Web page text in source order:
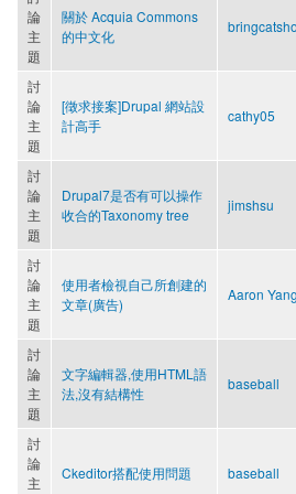
論
主
題
關於 Acquia Commons
的中文化
討
論
主
題
[徵求接案]Drupal 網站設
計高手
cathy05
討
論
主
題
Drupal7是否有可以操作
收合的Taxonomy tree
jimshsu
討
論
主
題
使用者檢視自己所創建的
文章(廣告)
Aaron Yang
討
論
主
題
文字編輯器,使用HTML語
法,沒有結構性
baseball
討
論
主
Ckeditor搭配使用問題 baseball